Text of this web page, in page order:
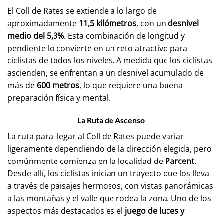
El Coll de Rates se extiende a lo largo de
aproximadamente 11,5 kilómetros, con un desnivel
medio del 5,3%. Esta combinación de longitud y
pendiente lo convierte en un reto atractivo para
ciclistas de todos los niveles. A medida que los ciclistas
ascienden, se enfrentan a un desnivel acumulado de
más de 600 metros, lo que requiere una buena
preparación física y mental.
La Ruta de Ascenso
La ruta para llegar al Coll de Rates puede variar
ligeramente dependiendo de la dirección elegida, pero
comúnmente comienza en la localidad de Parcent.
Desde allí, los ciclistas inician un trayecto que los lleva
a través de paisajes hermosos, con vistas panorámicas
a las montañas y el valle que rodea la zona. Uno de los
aspectos más destacados es el juego de luces y